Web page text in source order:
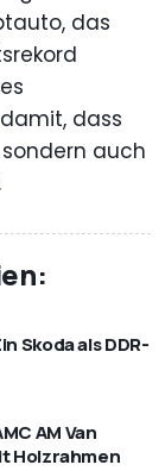
das
dass
auch
Skoda als DDR-
AM Van
Holzrahmen